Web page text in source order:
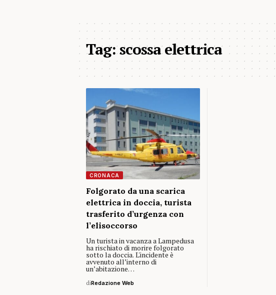
Tag:scossa elettrica
CRONACA
Folgorato da una scarica
elettrica in doccia, turista
trasferito d’urgenza con
l’elisoccorso
Un turista in vacanza a Lampedusa
ha rischiato di morire folgorato
sotto la doccia. L'incidente è
avvenuto all’interno di
un’abitazione…
diRedazione Web